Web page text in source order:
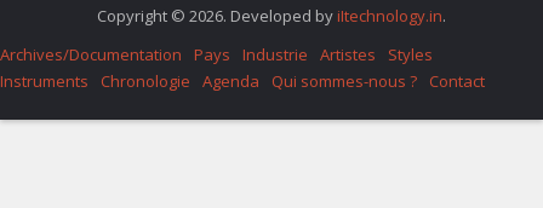
Copyright © 2026. Developed by iItechnology.in.
Archives/Documentation
Pays Industrie Artistes
Styles
Instruments
Chronologie Agenda Qui sommes-nous ? Contact